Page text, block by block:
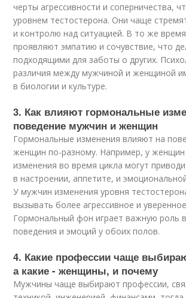
черты агрессивности и соперничества,
уровнем тестостерона. Они чаще
и контролю над ситуацией. В то же
проявляют эмпатию и сочувствие, что
подходящими для заботы о других.
различия между мужчиной и женщиной
в биологии и культуре.
3. Как влияют гормональные
поведение мужчин и женщин
Гормональные изменения влияют на
женщин по-разному. Например, у
изменения во время цикла могут
в настроении, аппетите, и
У мужчин изменения уровня
вызывать более агрессивное и
Гормональный фон играет важную роль в
поведения и эмоций у обоих полов.
4. Какие профессии чаще
а какие - женщины, и почему
Мужчины чаще выбирают профессии,